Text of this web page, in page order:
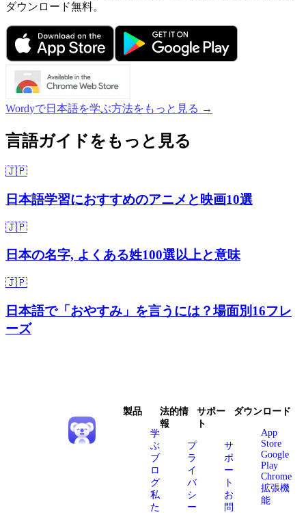
ダウンロード無料。
Wordyで日本語を学ぶ方法をもっと見る →
言語ガイドをもっと見る
🇯🇵
日本語学習におすすめのアニメと映画10選
🇯🇵
日本の名字, よくある姓100選以上と意味
🇯🇵
日本語で「おやすみ」を言うには？場面別16フレ
ーズ
製品
学
ぶ
ブ
ロ
グ
私
た
法的情
報
プ
ラ
イ
バ
シ
ー
サポー
ト
サ
ポ
ー
ト
お
問
ダウンロード
App
Store
Google
Play
Chrome
拡張機
能